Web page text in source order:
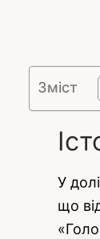
Зміст
У
що